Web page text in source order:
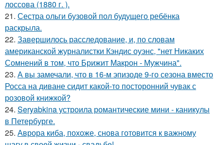
лоссова (1880 г. ).
21. Сестра ольги бузовой пол будущего ребёнка
раскрыла.
22. Завершилось расследование, и, по словам
американской журналистки Кэндис оуэнс, "нет Никаких
Сомнений в том, что Брижит Макрон - Мужчина".
23. А вы замечали, что в 16-м эпизоде 9-го сезона вместо
Росса на диване сидит какой-то посторонний чувак с
розовой книжкой?
24. Seryabkina устроила романтические мини - каникулы
в Петербурге.
25. Аврора киба, похоже, снова готовится к важному